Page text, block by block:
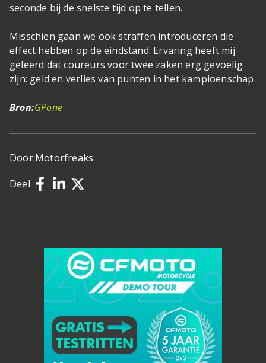
seconde bij de snelste tijd op te tellen.
Misschien gaan we ook straffen introduceren die
effect hebben op de eindstand. Ervaring heeft mij
geleerd dat coureurs voor twee zaken erg gevoelig
zijn: geld en verlies van punten in het kampioenschap.
Bron:GPone
Door:Motorfreaks
Deel